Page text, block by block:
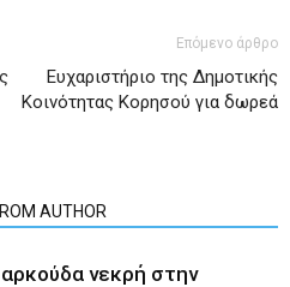
Επόμενο άρθρο
Ευχαριστήριο της Δημοτικής
Κοινότητας Κορησού για δωρεά
AUTHOR
νεκρή στην